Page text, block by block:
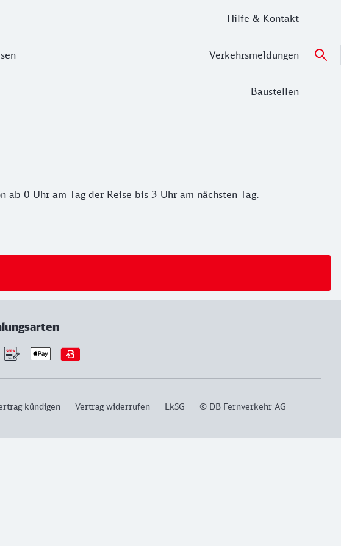
Hilfe & Kontakt
Verkehrsmeldungen
Baustellen
0 Uhr am Tag der Reise bis 3 Uhr am nächsten Tag.
kündigen Vertrag widerrufen LkSG © DB Fernverkehr AG